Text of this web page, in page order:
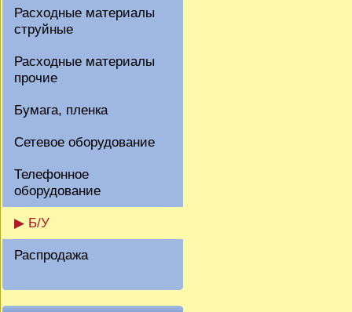
Расходные материалы
струйные
Расходные материалы
прочие
Бумага, пленка
Сетевое оборудование
Телефонное
оборудование
▶ Б/У
Распродажа